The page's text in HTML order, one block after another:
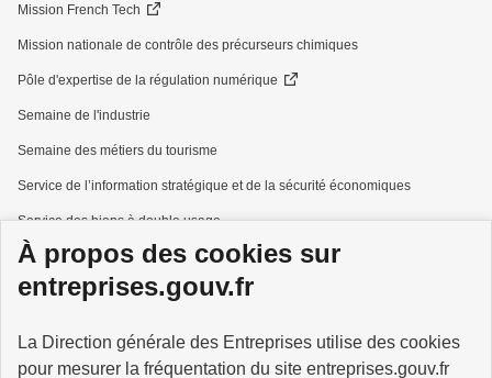
À propos des cookies sur
entreprises.gouv.fr
La Direction générale des Entreprises utilise des cookies
pour mesurer la fréquentation du site entreprises.gouv.fr
Mission French Tech
Mission nationale de contrôle des précurseurs chimiques
Pôle d'expertise de la régulation numérique
Semaine de l'industrie
Semaine des métiers du tourisme
Service de l’information stratégique et de la sécurité économiques
Service des biens à double usage
Services à la personne